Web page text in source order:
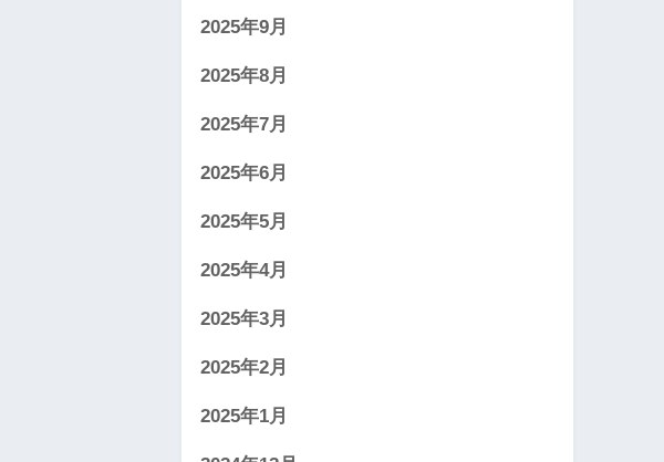
2025年9月
2025年8月
2025年7月
2025年6月
2025年5月
2025年4月
2025年3月
2025年2月
2025年1月